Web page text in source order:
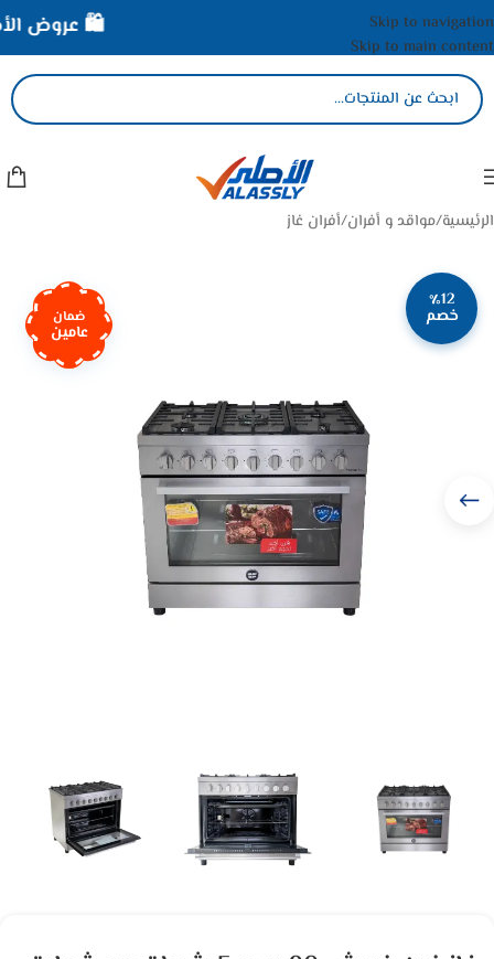
Skip to navigation
Skip to main content
الرئيسية/مواقد و أفران/أفران غاز
٪12
خصم ضمان
عامين
🛍️ عروض